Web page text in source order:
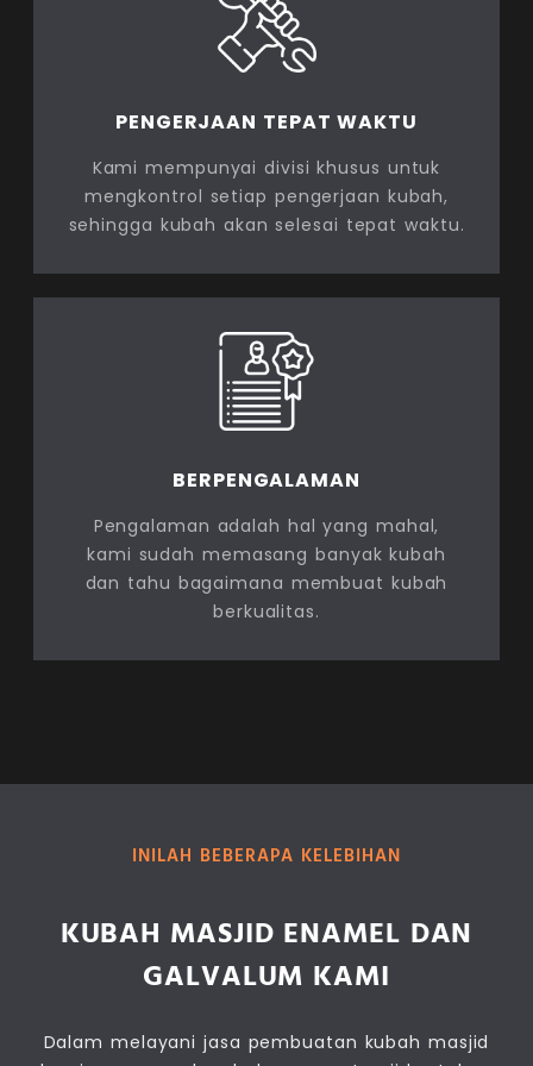
PENGERJAAN TEPAT WAKTU
Kami mempunyai divisi khusus untuk
mengkontrol setiap pengerjaan kubah,
sehingga kubah akan selesai tepat waktu.
BERPENGALAMAN
Pengalaman adalah hal yang mahal,
kami sudah memasang banyak kubah
dan tahu bagaimana membuat kubah
berkualitas.
INILAH BEBERAPA KELEBIHAN
KUBAH MASJID ENAMEL DAN
GALVALUM KAMI
Dalam melayani jasa pembuatan kubah masjid